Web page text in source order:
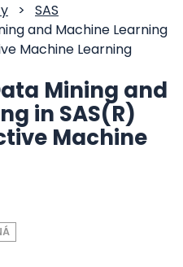
>
SAS
and Machine Learning
Machine Learning
Mining and
in SAS(R)
Machine